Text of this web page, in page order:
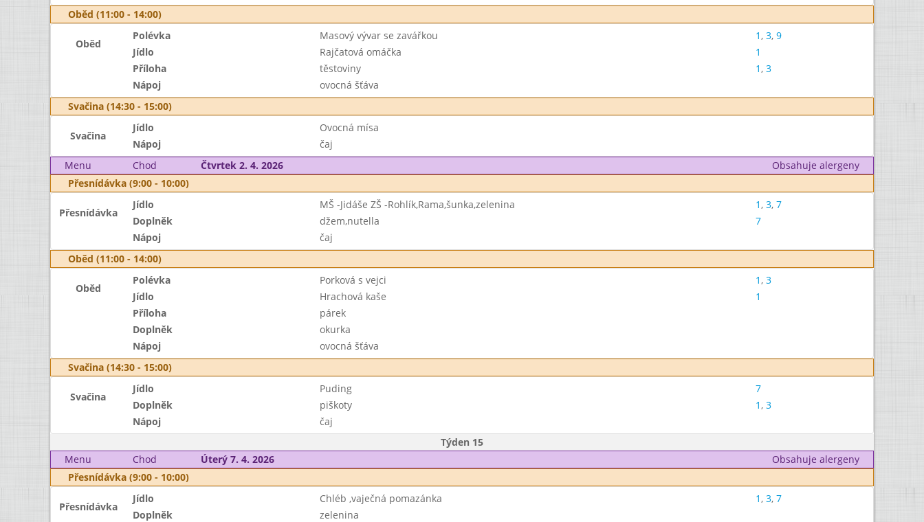
Oběd (11:00 - 14:00)
Oběd
Polévka Masový vývar se zavářkou 1, 3, 9
Jídlo
Rajčatová omáčka
1
Příloha
těstoviny 1, 3
Nápoj
ovocná šťáva
Svačina (14:30 - 15:00)
Svačina
Jídlo
Ovocná mísa
Nápoj
čaj
Menu
Chod Čtvrtek 2. 4. 2026
Obsahuje alergeny
Přesnídávka (9:00 - 10:00)
Přesnídávka
Jídlo MŠ -Jidáše ZŠ -Rohlík,Rama,šunka,zelenina 1, 3, 7
Doplněk
džem,nutella
7
Nápoj
čaj
Oběd (11:00 - 14:00)
Oběd
Polévka Porková s vejci 1, 3
Jídlo
Hrachová kaše
1
Příloha
párek
Doplněk
okurka
Nápoj
ovocná šťáva
Svačina (14:30 - 15:00)
Svačina
Jídlo Puding
7
Doplněk
piškoty 1, 3
Nápoj
čaj
Týden 15
Menu
Chod Úterý 7. 4. 2026
Obsahuje alergeny
Přesnídávka (9:00 - 10:00)
Přesnídávka
Jídlo Chléb ,vaječná pomazánka 1, 3, 7
Doplněk
zelenina